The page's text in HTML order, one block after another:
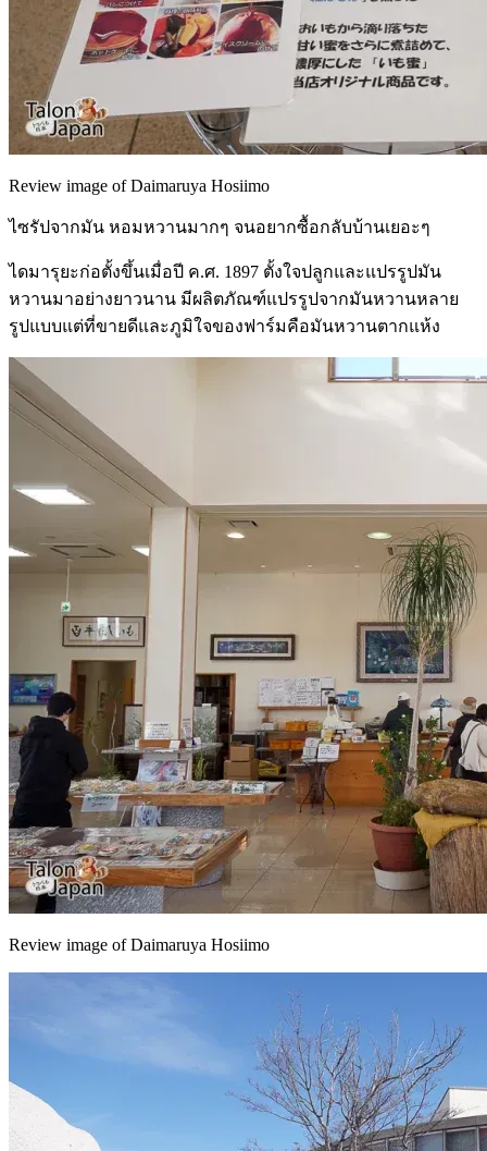
Review image of Daimaruya Hosiimo
ไซรัปจากมัน หอมหวานมากๆ จนอยากซื้อกลับบ้านเยอะๆ
ไดมารุยะก่อตั้งขึ้นเมื่อปี ค.ศ. 1897 ตั้งใจปลูกและแปรรูปมัน
หวานมาอย่างยาวนาน มีผลิตภัณฑ์แปรรูปจากมันหวานหลาย
รูปแบบแต่ที่ขายดีและภูมิใจของฟาร์มคือมันหวานตากแห้ง
Review image of Daimaruya Hosiimo